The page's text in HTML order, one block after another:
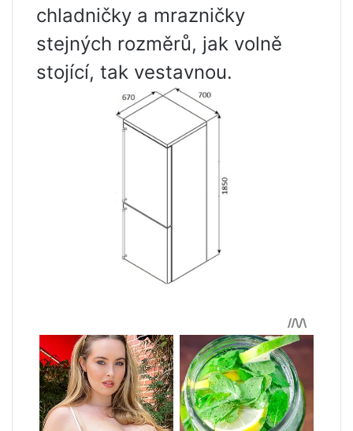
chladničky a mrazničky
stejných rozměrů, jak volně
stojící, tak vestavnou.